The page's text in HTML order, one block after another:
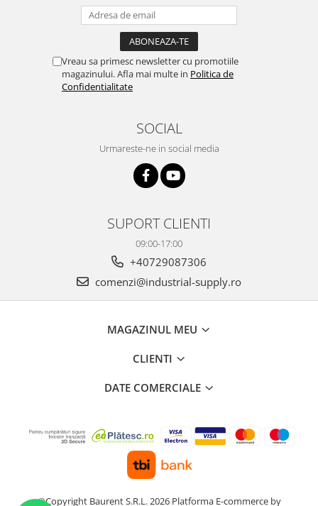
Vreau sa primesc newsletter cu promotiile
magazinului. Afla mai multe in Politica de
Confidentialitate
SOCIAL
Urmareste-ne in social media
SUPORT CLIENTI
09:00-17:00
+40729087306
comenzi@industrial-supply.ro
MAGAZINUL MEU
CLIENTI
DATE COMERCIALE
©Copyright Baurent S.R.L. 2026 Platforma E-commerce by